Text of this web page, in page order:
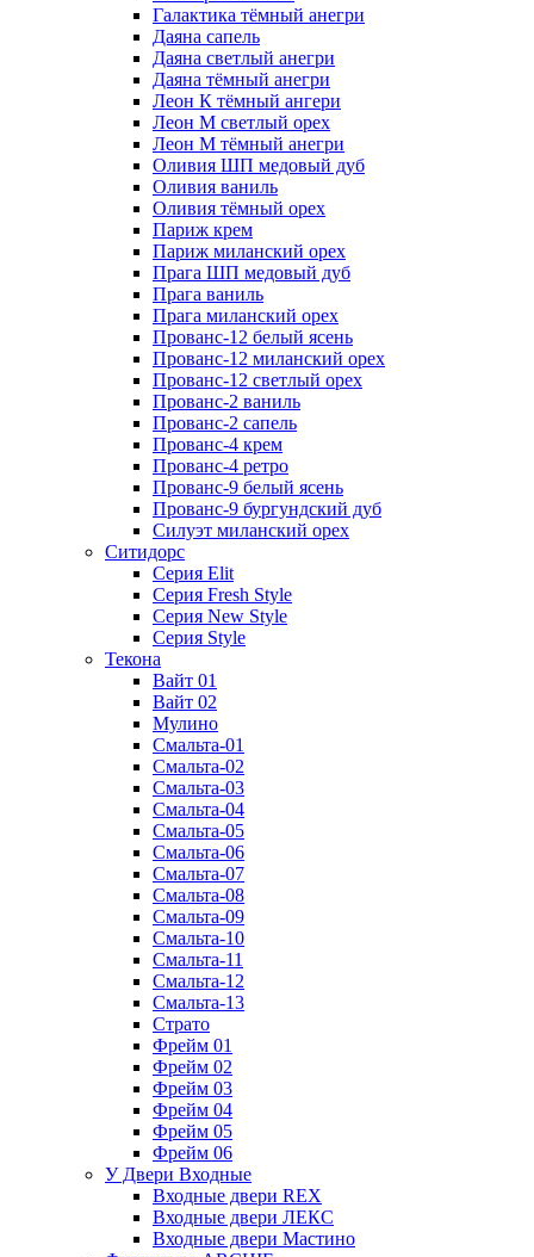
Галактика тёмный анегри
Даяна сапель
Даяна светлый анегри
Даяна тёмный анегри
Леон К тёмный ангери
Леон М светлый орех
Леон М тёмный анегри
Оливия ШП медовый дуб
Оливия ваниль
Оливия тёмный орех
Париж крем
Париж миланский орех
Прага ШП медовый дуб
Прага ваниль
Прага миланский орех
Прованс-12 белый ясень
Прованс-12 миланский орех
Прованс-12 светлый орех
Прованс-2 ваниль
Прованс-2 сапель
Прованс-4 крем
Прованс-4 ретро
Прованс-9 белый ясень
Прованс-9 бургундский дуб
Силуэт миланский орех
Ситидорс
Серия Elit
Серия Fresh Style
Серия New Style
Серия Style
Текона
Вайт 01
Вайт 02
Мулино
Смальта-01
Смальта-02
Смальта-03
Смальта-04
Смальта-05
Смальта-06
Смальта-07
Смальта-08
Смальта-09
Смальта-10
Смальта-11
Смальта-12
Смальта-13
Страто
Фрейм 01
Фрейм 02
Фрейм 03
Фрейм 04
Фрейм 05
Фрейм 06
У Двери Входные
Входные двери REX
Входные двери ЛЕКС
Входные двери Мастино